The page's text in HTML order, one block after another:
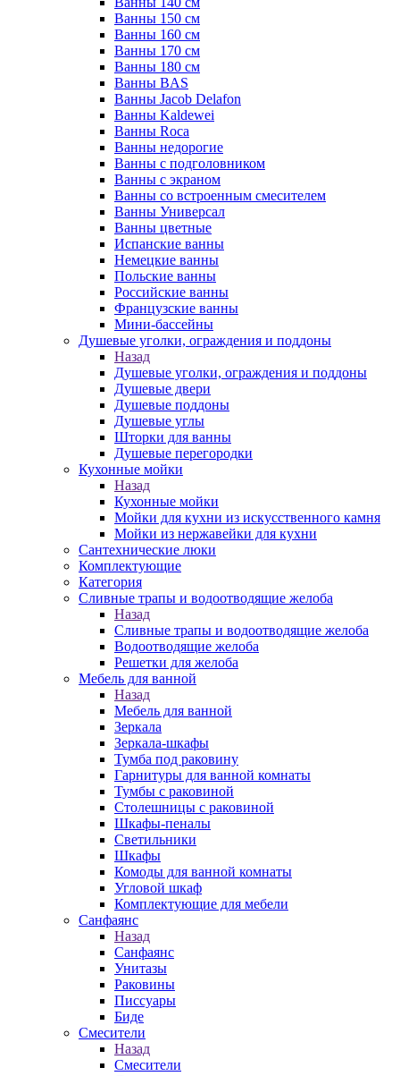
Ванны 150 см
Ванны 160 см
Ванны 170 см
Ванны 180 см
Ванны BAS
Ванны Jacob Delafon
Ванны Kaldewei
Ванны Roca
Ванны недорогие
Ванны с подголовником
Ванны с экраном
Ванны со встроенным смесителем
Ванны Универсал
Ванны цветные
Испанские ванны
Немецкие ванны
Польские ванны
Российские ванны
Французские ванны
Мини-бассейны
Душевые уголки, ограждения и поддоны
Назад
Душевые уголки, ограждения и поддоны
Душевые двери
Душевые поддоны
Душевые углы
Шторки для ванны
Душевые перегородки
Кухонные мойки
Назад
Кухонные мойки
Мойки для кухни из искусственного камня
Мойки из нержавейки для кухни
Сантехнические люки
Комплектующие
Категория
Cливные трапы и водоотводящие желоба
Назад
Cливные трапы и водоотводящие желоба
Водоотводящие желоба
Решетки для желоба
Мебель для ванной
Назад
Мебель для ванной
Зеркала
Зеркала-шкафы
Тумба под раковину
Гарнитуры для ванной комнаты
Тумбы с раковиной
Столешницы с раковиной
Шкафы-пеналы
Светильники
Шкафы
Комоды для ванной комнаты
Угловой шкаф
Комплектующие для мебели
Санфаянс
Назад
Санфаянс
Унитазы
Раковины
Писсуары
Биде
Смесители
Назад
Смесители